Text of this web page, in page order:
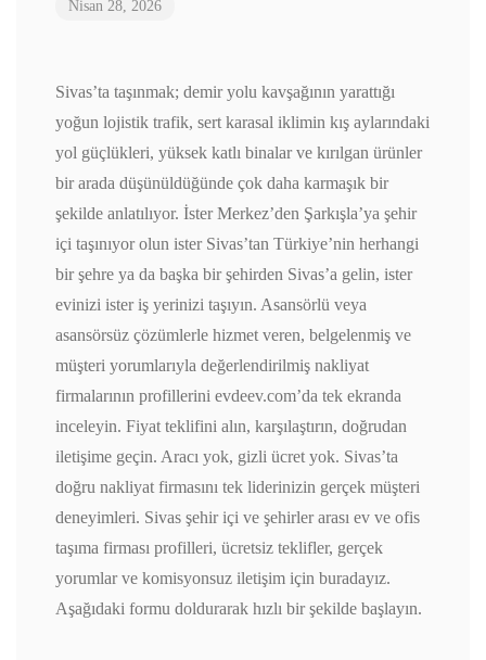
Nisan 28, 2026
Sivas’ta taşınmak; demir yolu kavşağının yarattığı
yoğun lojistik trafik, sert karasal iklimin kış aylarındaki
yol güçlükleri, yüksek katlı binalar ve kırılgan ürünler
bir arada düşünüldüğünde çok daha karmaşık bir
şekilde anlatılıyor. İster Merkez’den Şarkışla’ya şehir
içi taşınıyor olun ister Sivas’tan Türkiye’nin herhangi
bir şehre ya da başka bir şehirden Sivas’a gelin, ister
evinizi ister iş yerinizi taşıyın. Asansörlü veya
asansörsüz çözümlerle hizmet veren, belgelenmiş ve
müşteri yorumlarıyla değerlendirilmiş nakliyat
firmalarının profillerini evdeev.com’da tek ekranda
inceleyin. Fiyat teklifini alın, karşılaştırın, doğrudan
iletişime geçin. Aracı yok, gizli ücret yok. Sivas’ta
doğru nakliyat firmasını tek liderinizin gerçek müşteri
deneyimleri. Sivas şehir içi ve şehirler arası ev ve ofis
taşıma firması profilleri, ücretsiz teklifler, gerçek
yorumlar ve komisyonsuz iletişim için buradayız.
Aşağıdaki formu doldurarak hızlı bir şekilde başlayın.